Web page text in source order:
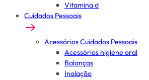
Vitamina d
Cuidados Pessoais
Acessórios Cuidados Pessoais
Acessórios higiene oral
Balanças
Inalação